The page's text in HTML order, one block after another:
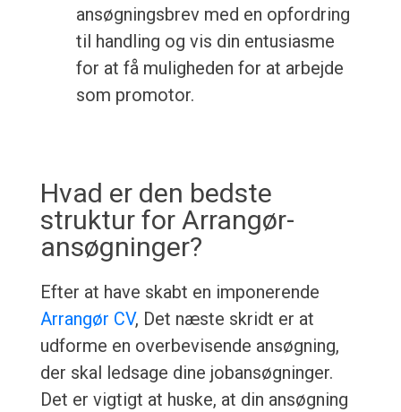
ansøgningsbrev med en opfordring
til handling og vis din entusiasme
for at få muligheden for at arbejde
som promotor.
Hvad er den bedste
struktur for Arrangør-
ansøgninger?
Efter at have skabt en imponerende
Arrangør CV, Det næste skridt er at
udforme en overbevisende ansøgning,
der skal ledsage dine jobansøgninger.
Det er vigtigt at huske, at din ansøgning